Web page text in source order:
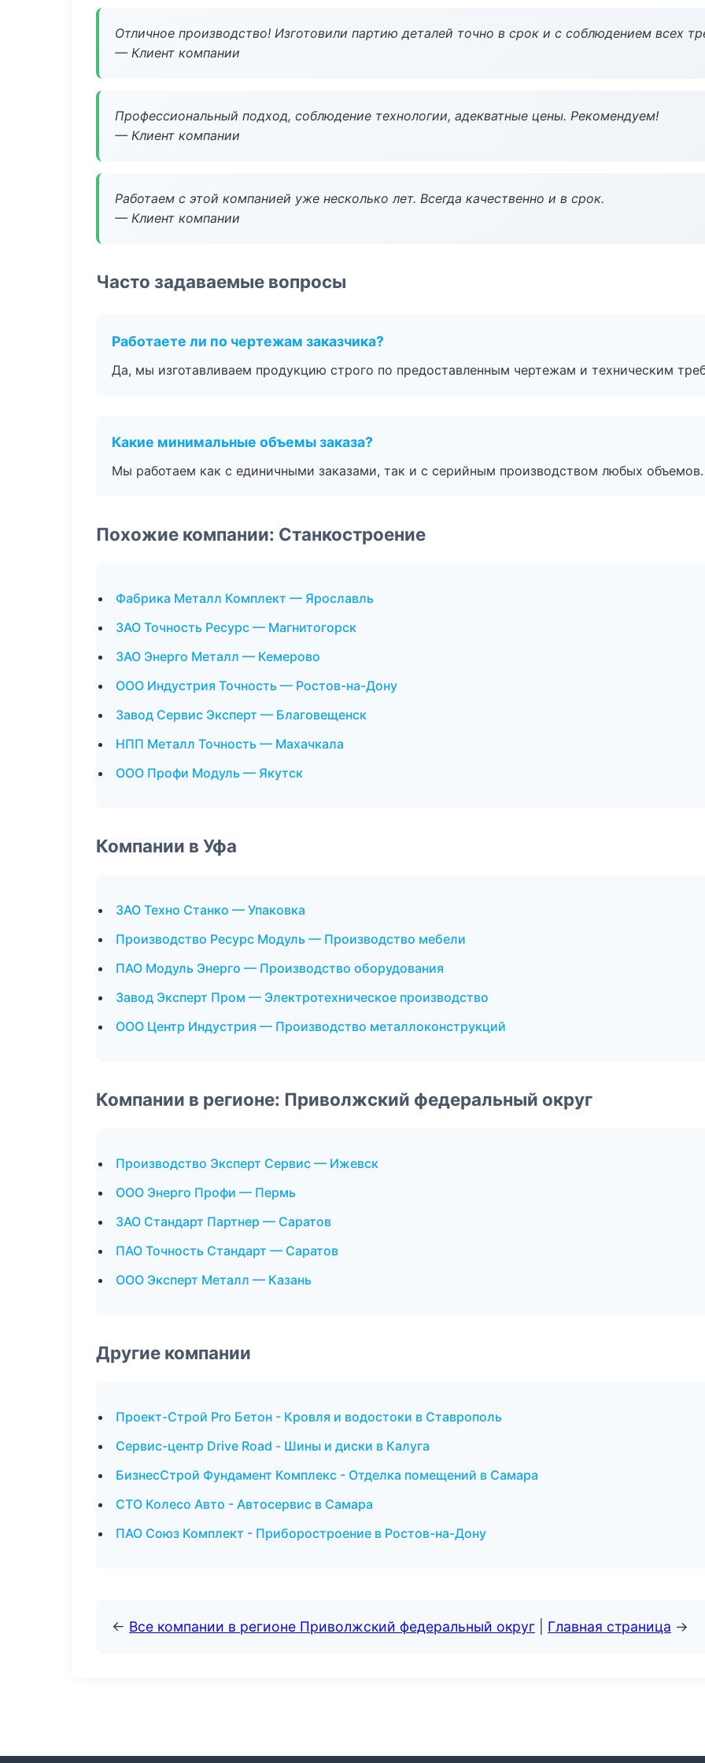
Отличное производство! Изготовили партию деталей точно в срок и с соблюдением всех
— Клиент компании
Профессиональный подход, соблюдение технологии, адекватные цены. Рекомендуем!
— Клиент компании
Работаем с этой компанией уже несколько лет. Всегда качественно и в срок.
— Клиент компании
Часто задаваемые вопросы
Работаете ли по чертежам заказчика?
Да, мы изготавливаем продукцию строго по предоставленным чертежам и техническим
Какие минимальные объемы заказа?
Мы работаем как с единичными заказами, так и с серийным производством любых объемов.
Похожие компании: Станкостроение
Фабрика Металл Комплект — Ярославль
ЗАО Точность Ресурс — Магнитогорск
ЗАО Энерго Металл — Кемерово
ООО Индустрия Точность — Ростов-на-Дону
Завод Сервис Эксперт — Благовещенск
НПП Металл Точность — Махачкала
ООО Профи Модуль — Якутск
Компании в Уфа
ЗАО Техно Станко — Упаковка
Производство Ресурс Модуль — Производство мебели
ПАО Модуль Энерго — Производство оборудования
Завод Эксперт Пром — Электротехническое производство
ООО Центр Индустрия — Производство металлоконструкций
Компании в регионе: Приволжский федеральный округ
Производство Эксперт Сервис — Ижевск
ООО Энерго Профи — Пермь
ЗАО Стандарт Партнер — Саратов
ПАО Точность Стандарт — Саратов
ООО Эксперт Металл — Казань
Другие компании
Проект-Строй Pro Бетон - Кровля и водостоки в Ставрополь
Сервис-центр Drive Road - Шины и диски в Калуга
БизнесСтрой Фундамент Комплекс - Отделка помещений в Самара
СТО Колесо Авто - Автосервис в Самара
ПАО Союз Комплект - Приборостроение в Ростов-на-Дону
← Все компании в регионе Приволжский федеральный округ Главная страница →